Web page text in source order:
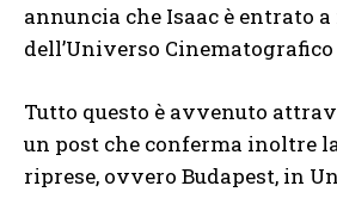
annuncia che Isaac è entrato
dell’Universo
Tutto questo è avvenuto
un post che conferma inoltre
riprese, ovvero Budapest, in